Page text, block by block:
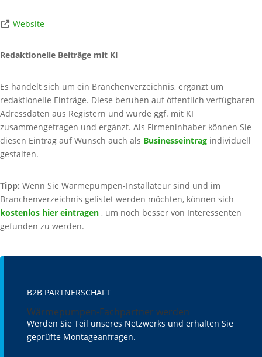
Website
Redaktionelle Beiträge mit KI
Es handelt sich um ein Branchenverzeichnis, ergänzt um
redaktionelle Einträge. Diese beruhen auf öffentlich verfügbaren
Adressdaten aus Registern und wurde ggf. mit KI
zusammengetragen und ergänzt. Als Firmeninhaber können Sie
diesen Eintrag auf Wunsch auch als Businesseintrag individuell
gestalten.
Tipp: Wenn Sie Wärmepumpen-Installateur sind und im
Branchenverzeichnis gelistet werden möchten, können sich
kostenlos hier eintragen , um noch besser von Interessenten
gefunden zu werden.
B2B PARTNERSCHAFT
Wärmepumpen-Fachpartner werden
Werden Sie Teil unseres Netzwerks und erhalten Sie
geprüfte Montageanfragen.